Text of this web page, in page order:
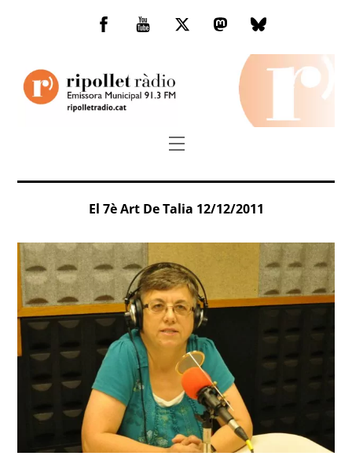
Facebook
You
TwitterMastodonBluesky
Menu
El 7è Art De Talia 12/12/2011